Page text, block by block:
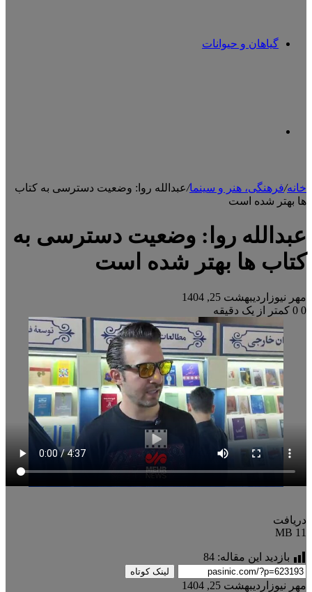
گیاهان و حیوانات
پوسته
خانه/فرهنگی، هنر و سینما/عبدالله روا: وضعیت دسترسی به کتاب
ها بهتر شده است
عبدالله روا: وضعیت دسترسی به
کتاب ها بهتر شده است
مهر نیوز اردیبهشت 25, 1404
0
کمتر از یک دقیقه
دریافت
11 MB
بازدید این مقاله: 84
لینک کوتاه
مهر نیوز اردیبهشت 25, 1404